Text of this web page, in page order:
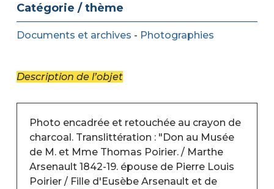
Catégorie / thème
Documents et archives - Photographies
Description de l’objet
Photo encadrée et retouchée au crayon de
charcoal. Translittération : "Don au Musée
de M. et Mme Thomas Poirier. / Marthe
Arsenault 1842-19. épouse de Pierre Louis
Poirier / Fille d'Eusèbe Arsenault et de